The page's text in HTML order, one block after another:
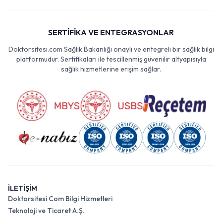
SERTİFİKA VE ENTEGRASYONLAR
Doktorsitesi.com Sağlık Bakanlığı onaylı ve entegreli bir sağlık bilgi
platformudur. Sertifikaları ile tescillenmiş güvenilir altyapısıyla
sağlık hizmetlerine erişim sağlar.
İLETİŞİM
Doktorsitesi Com Bilgi Hizmetleri
Teknoloji ve Ticaret A.Ş.